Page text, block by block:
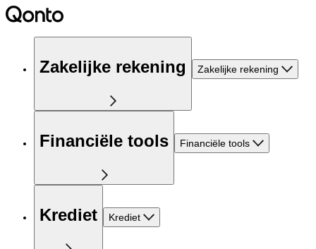
Zakelijke rekening Zakelijke rekening
Financiële tools Financiële tools
Krediet Krediet